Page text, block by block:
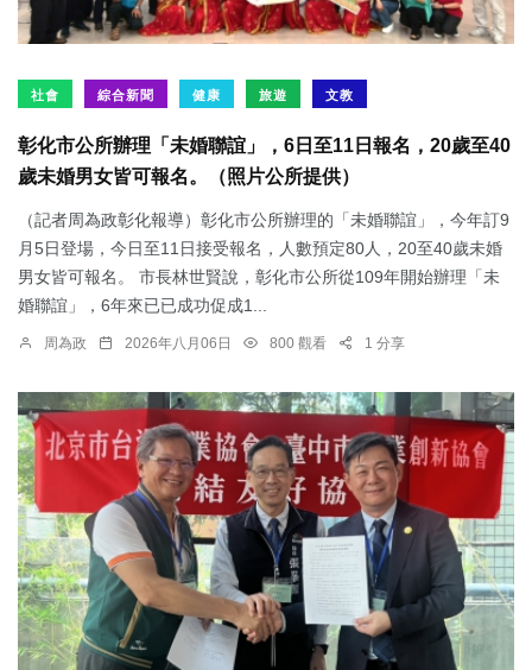
社會 綜合新聞 健康 旅遊 文教
彰化市公所辦理「未婚聯誼」，6日至11日報名，20歲至40
歲未婚男女皆可報名。（照片公所提供）
（記者周為政彰化報導）彰化市公所辦理的「未婚聯誼」，今年訂9
月5日登場，今日至11日接受報名，人數預定80人，20至40歲未婚
男女皆可報名。 市長林世賢說，彰化市公所從109年開始辦理「未
婚聯誼」，6年來已已成功促成1...
周為政 2026年八月06日 800 觀看 1 分享